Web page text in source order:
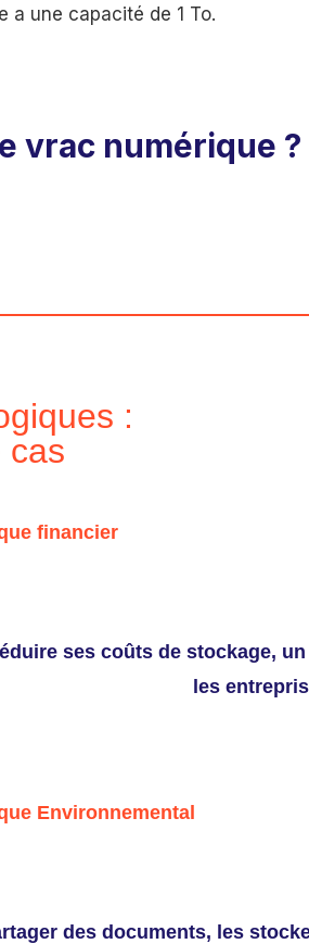
a une capacité de 1 To.
vrac numérique ?
:
cas
financier
ses coûts de stockage,
les
Environnemental
des documents, les